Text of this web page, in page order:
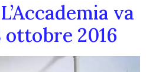
va
ottobre 2016